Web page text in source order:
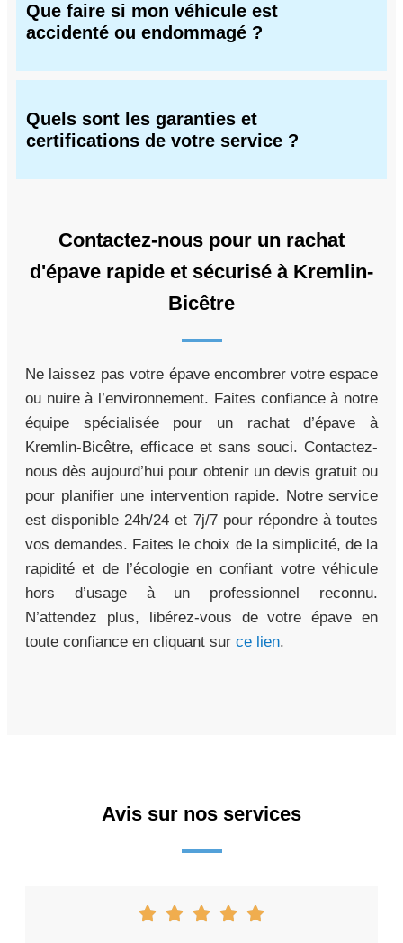
Que faire si mon véhicule est
accidenté ou endommagé ?
Quels sont les garanties et
certifications de votre service ?
Contactez-nous pour un rachat
d'épave rapide et sécurisé à Kremlin-
Bicêtre
Ne laissez pas votre épave encombrer votre espace
ou nuire à l’environnement. Faites confiance à notre
équipe spécialisée pour un rachat d’épave à
Kremlin-Bicêtre, efficace et sans souci. Contactez-
nous dès aujourd’hui pour obtenir un devis gratuit ou
pour planifier une intervention rapide. Notre service
est disponible 24h/24 et 7j/7 pour répondre à toutes
vos demandes. Faites le choix de la simplicité, de la
rapidité et de l’écologie en confiant votre véhicule
hors d’usage à un professionnel reconnu.
N’attendez plus, libérez-vous de votre épave en
toute confiance en cliquant sur ce lien.
Avis sur nos services